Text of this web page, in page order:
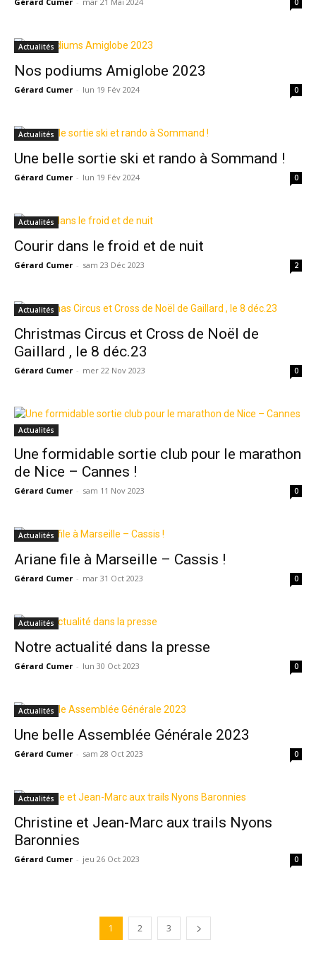
0
Actualités
Nos podiums Amiglobe 2023
Gérard Cumer - lun 19 Fév 2024 0
Actualités
Une belle sortie ski et rando à Sommand !
Gérard Cumer - lun 19 Fév 2024 0
Actualités
Courir dans le froid et de nuit
Gérard Cumer - sam 23 Déc 2023 2
Actualités
Christmas Circus et Cross de Noël de
Gaillard , le 8 déc.23
Gérard Cumer - mer 22 Nov 2023 0
Actualités
Une formidable sortie club pour le marathon
de Nice – Cannes !
Gérard Cumer - sam 11 Nov 2023 0
Actualités
Ariane file à Marseille – Cassis !
Gérard Cumer - mar 31 Oct 2023 0
Actualités
Notre actualité dans la presse
Gérard Cumer - lun 30 Oct 2023 0
Actualités
Une belle Assemblée Générale 2023
Gérard Cumer - sam 28 Oct 2023 0
Actualités
Christine et Jean-Marc aux trails Nyons
Baronnies
Gérard Cumer - jeu 26 Oct 2023 0
1 2 3